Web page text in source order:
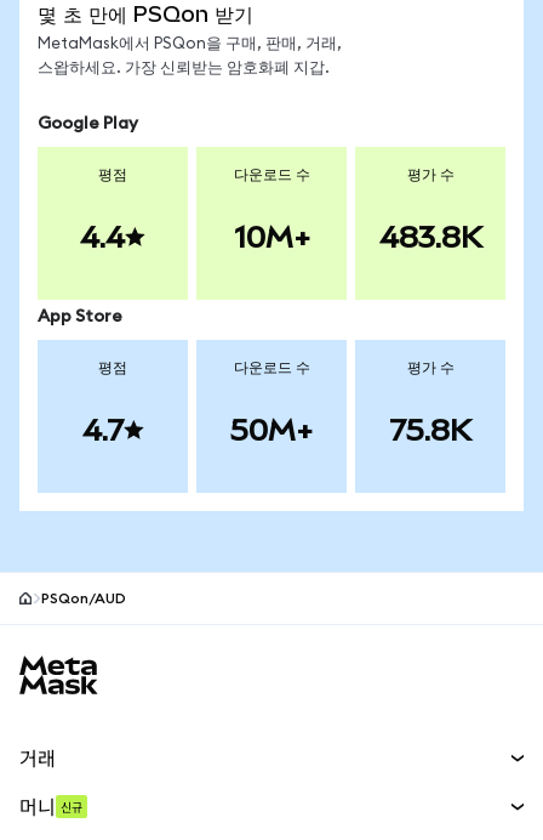
몇 초 만에 PSQon 받기
MetaMask에서 PSQon을 구매, 판매, 거래,
스왑하세요. 가장 신뢰받는 암호화폐 지갑.
Google Play
평점
4.4
다운로드 수
10M+
평가 수
483.8K
App Store
평점
4.7
다운로드 수
50M+
평가 수
75.8K
PSQon/AUD
거래
머니 신규